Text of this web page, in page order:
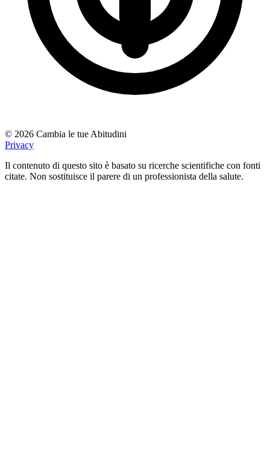
© 2026 Cambia le tue Abitudini
Privacy
Il contenuto di questo sito è basato su ricerche scientifiche con fonti
citate. Non sostituisce il parere di un professionista della salute.